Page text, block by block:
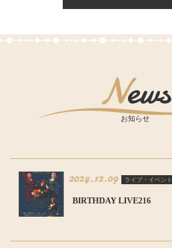
News
お知らせ
2024.12.09 ライブ・イベント
BIRTHDAY LIVE216